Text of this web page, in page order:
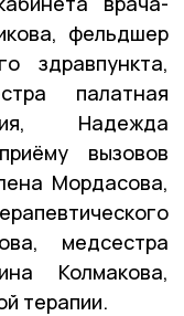
фельдшер
здравпункта,
палатная
Надежда
вызовов
Мордасова,
медсестра
Колмакова,
терапии.